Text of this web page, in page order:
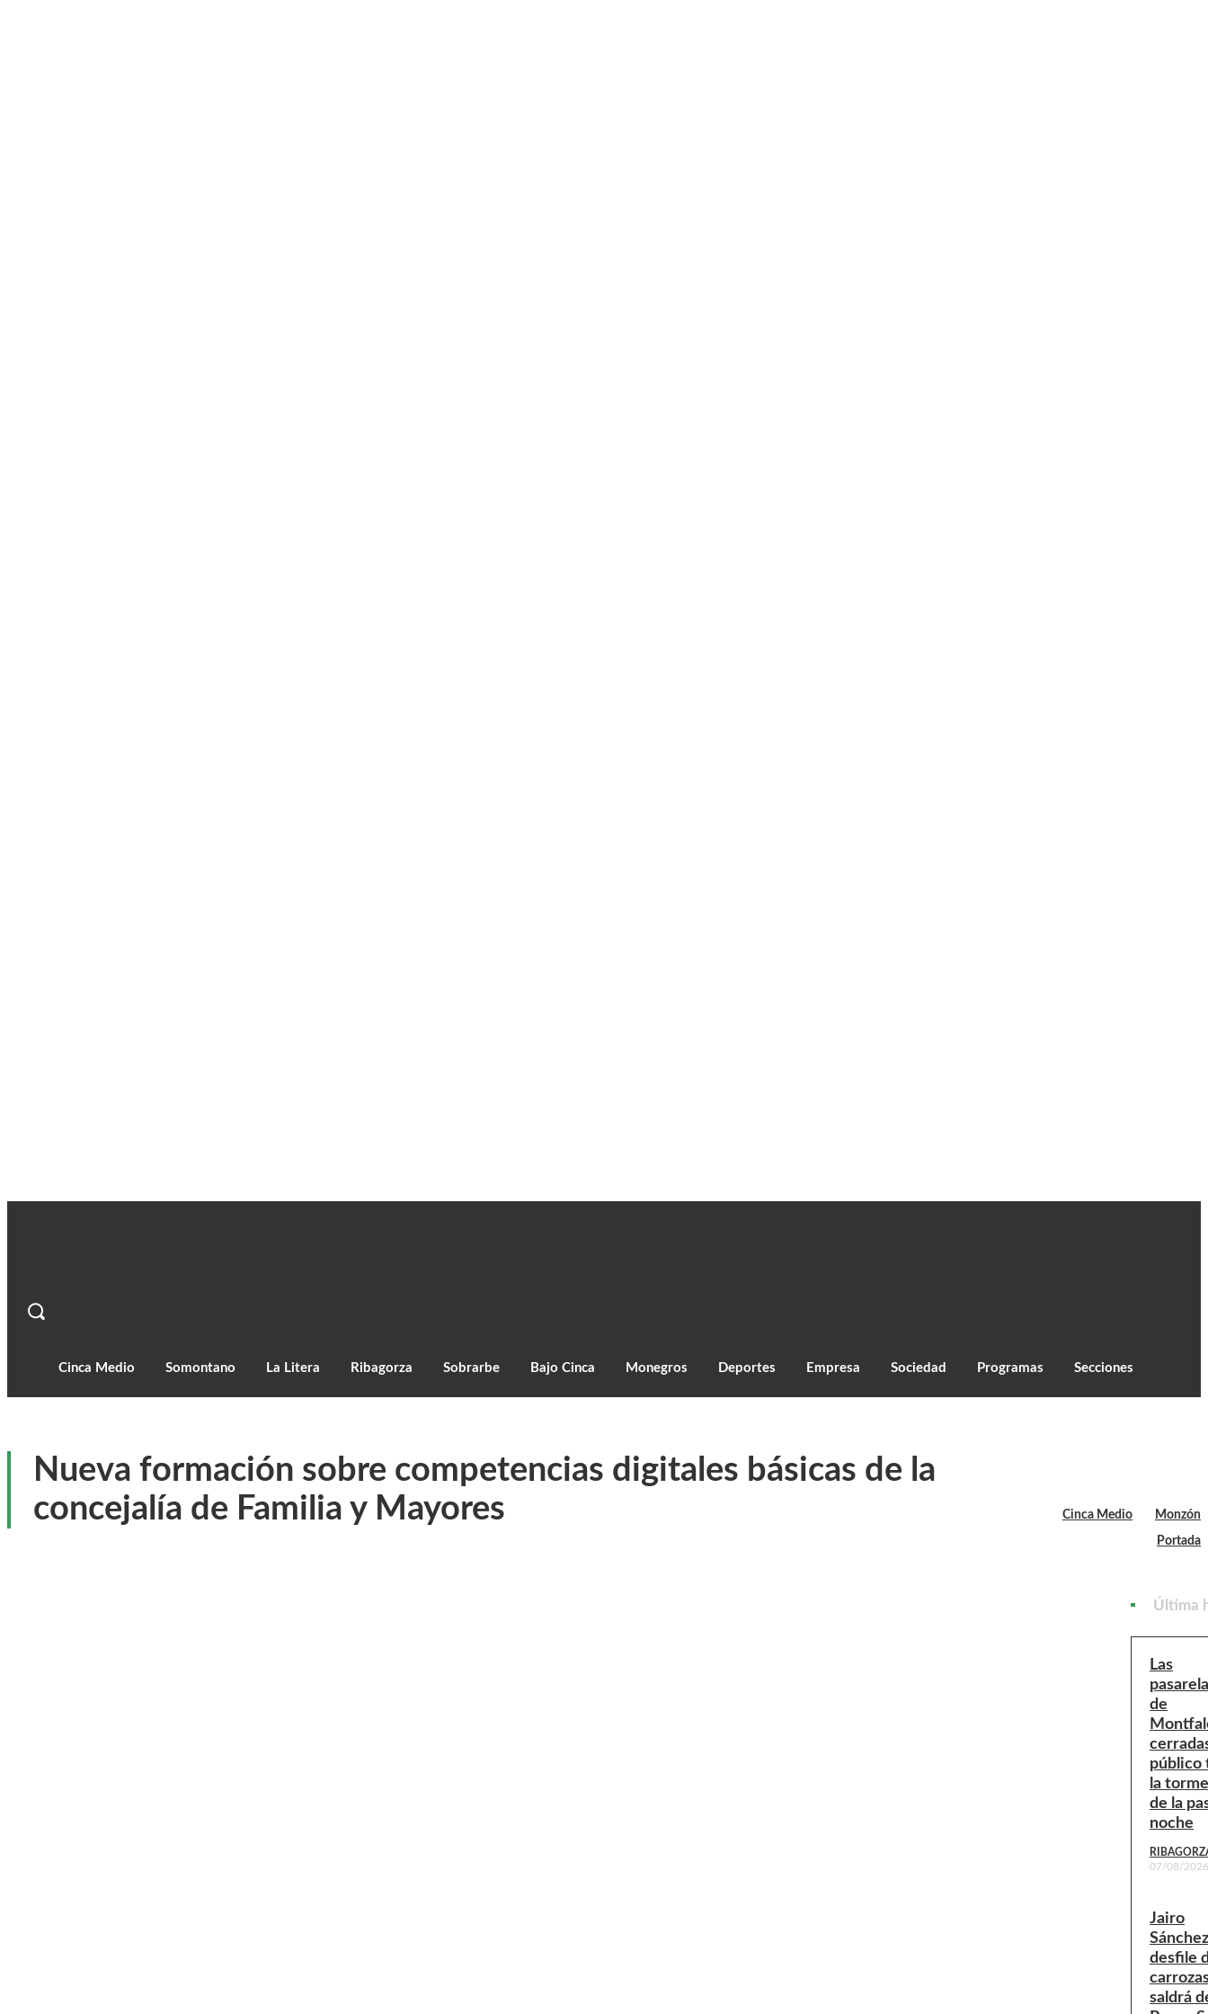
Cinca Medio Somontano La Litera Ribagorza Sobrarbe Bajo Cinca Monegros Deportes Empresa Sociedad Programas Secciones
Nueva formación sobre competencias digitales básicas de la
concejalía de Familia y Mayores
Cinca Medio Monzón
Portada
Última
Las
de
público
la
de la
noche
07/08/2026
Jairo
desfile
saldrá